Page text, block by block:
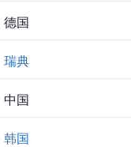
德国
瑞典
中国
韩国